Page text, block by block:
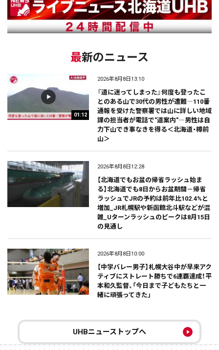
最新のニュース
01:12
2026年8月8日13:10
『道に迷ってしまった』何度も登ったこ
とのある山で30代の男性が遭難―110番
通報を受けた警察署では山に詳しい地域
課の担当者が電話で"道案内"―男性は自
力下山でき事なきを得る＜北海道・樽前
山＞
2026年8月8日12:28
【北海道でもお盆の帰省ラッシュ始ま
る】北海道でも8日からお盆期間－帰省
ラッシュでJRの予約は前年比102.4%と
増加_JR札幌駅や新函館北斗駅などが混
雑_Uターンラッシュのピークは8月15日
の見通し
2026年8月8日10:00
【中学バレー男子】札幌大谷中が早来アク
ティブにストレート勝ちで6連覇達成！平
本和久監督、「今日まで子どもたちと一
緒に頑張ってきた」
UHBニューストップへ